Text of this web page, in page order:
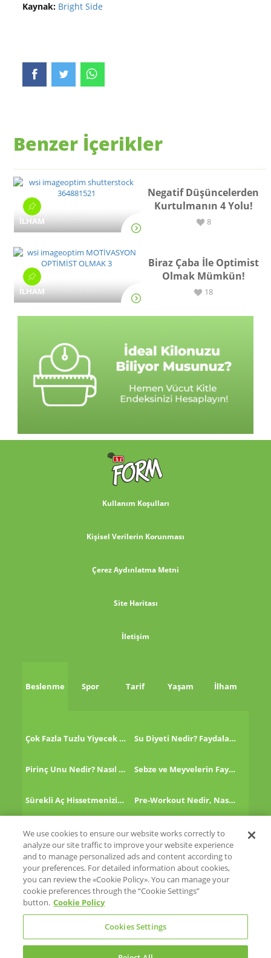
Kaynak: Bright Side
Benzer İçerikler
İLHAM
Negatif Düşüncelerden
Kurtulmanın 4 Yolu!
8
İLHAM
Biraz Çaba İle Optimist
Olmak Mümkün!
18
Kullanım Koşulları
Kişisel Verilerin Korunması
Çerez Aydınlatma Metni
Site Haritası
İletişim
Beslenme Spor Tarif Yaşam İlham
Çok Fazla Tuzlu Yiyecek Tükettikten Sonra Ne Yapmalı? Su Diyeti Nedir? Faydaları Nelerdir?
Pirinç Unu Nedir? Nasıl Tüketilir? Sebze ve Meyvelerin Faydaları!
Sürekli Aç Hissetmenizin 8 Nedeni! Pre-Workout Nedir, Nasıl Kullanılır?
Kinoa Nedir, Nasıl Tüketilir?
Eti Cicibebe
Glutensiz Hayat
We use cookies to ensure our website works correctly to
analyze our site traffic to improve your website experience
and to manage personalized ads and content according to
your preferences. For detailed information about cookies,
you can review the «Cookie Policy». You can manage your
cookie preferences through the “Cookie Settings”
button. Cookie Policy
Cookies Settings